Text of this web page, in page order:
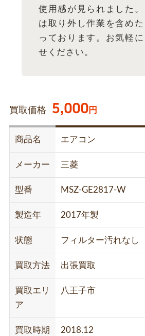
使用感が見られました
は取り外し作業を含め
っております。お気軽
せください。
買取価格 5,000円
商品名 エアコン
メーカー 三菱
型番 MSZ-GE2817-W
製造年 2017年製
状態 フィルター汚れなし
買取方法 出張買取
買取エリ
ア
八王子市
買取時期 2018.12